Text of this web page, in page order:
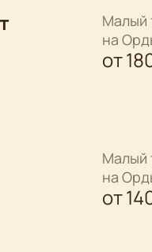
Малый
на
от
Малый
на
от